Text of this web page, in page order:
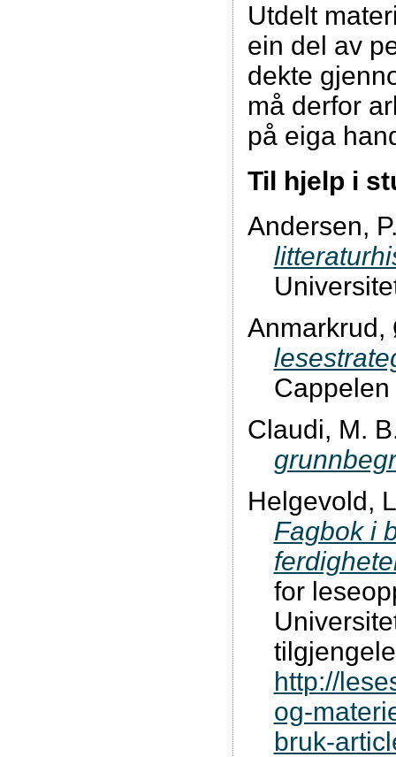
Utdelt
ein del av
dekte
må derfor
på eiga
Til hjelp i
Andersen,
Claudi, M.
Helgevold,
Fagbok i
for
http://
og-
bruk-